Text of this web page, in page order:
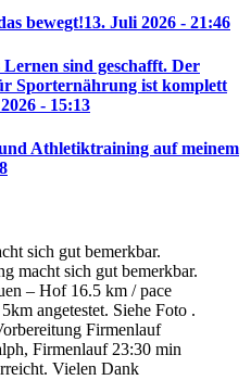
bewegt!13. Juli 2026 - 21:46
Lernen sind geschafft. Der
Sporternährung ist komplett
- 15:13
Athletiktraining auf meinem
sich gut bemerkbar.
macht sich gut bemerkbar.
– Hof 16.5 km / pace
angetestet. Siehe Foto .
Firmenlauf
Firmenlauf 23:30 min
Vielen Dank